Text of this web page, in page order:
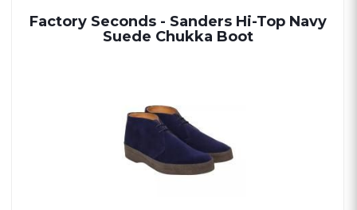
Factory Seconds - Sanders Hi-Top Navy
Suede Chukka Boot